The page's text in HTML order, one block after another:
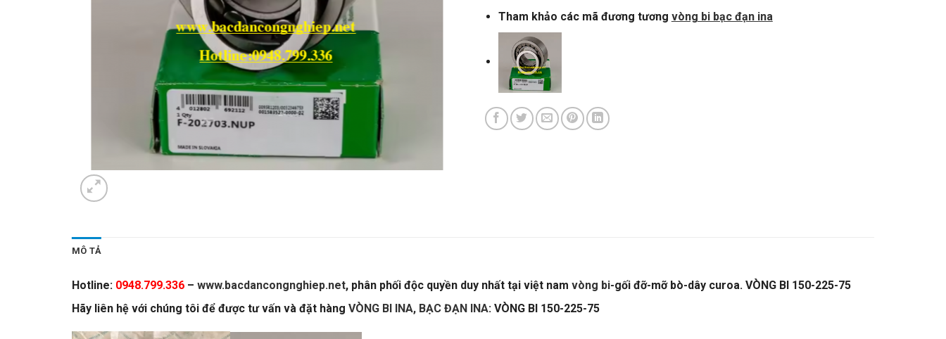
Tham khảo các mã đương tương vòng bi bạc đạn ina
MÔ TẢ
Hotline: 0948.799.336 – www.bacdancongnghiep.net, phân phối độc quyền duy nhất tại việt nam vòng bi-gối đỡ-mỡ bò-dây curoa. VÒNG BI 150-225-75
Hãy liên hệ với chúng tôi để được tư vấn và đặt hàng VÒNG BI INA, BẠC ĐẠN INA: VÒNG BI 150-225-75